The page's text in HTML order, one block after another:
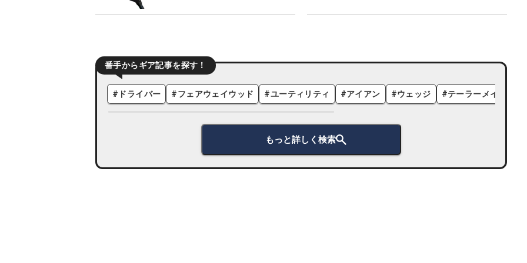
番手からギア記事を探す！
# ドライバー #フェアウェイウッド #ユーティリティ #アイアン #ウェッジ #テーラーメイド
もっと詳しく検索